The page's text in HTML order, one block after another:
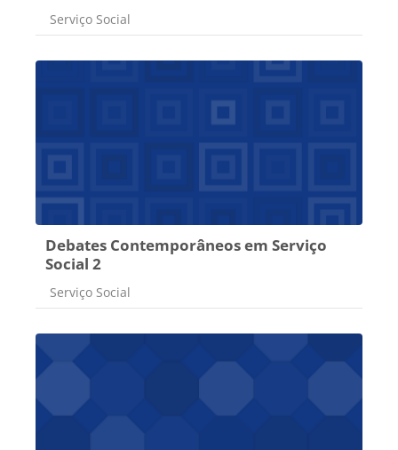
Categoria do curso
Serviço Social
Debates Contemporâneos em Serviço
Social 2
Categoria do curso
Serviço Social